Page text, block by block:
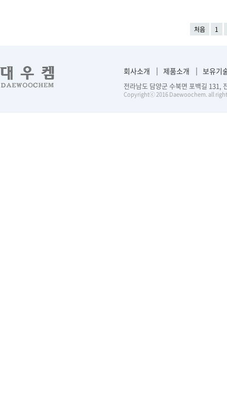
처음 1
회사소개 제품소개 보유기
전라남도 담양군 수북면 포백길
Copyrightⓒ 2016 Daewoochem. all